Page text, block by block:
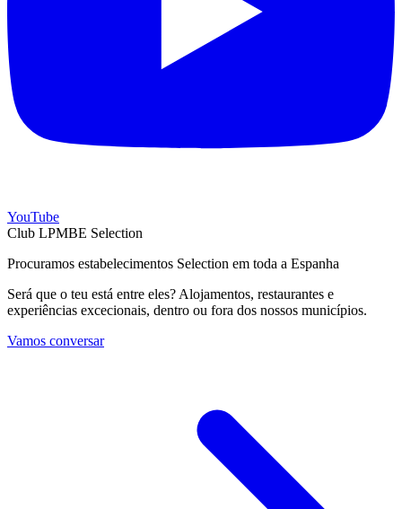
YouTube
Club LPMBE Selection
Procuramos estabelecimentos Selection em toda a Espanha
Será que o teu está entre eles? Alojamentos, restaurantes e
experiências excecionais, dentro ou fora dos nossos municípios.
Vamos conversar